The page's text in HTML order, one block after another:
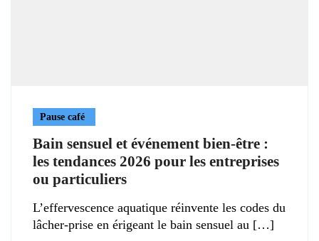
Pause café
Bain sensuel et événement bien-être :
les tendances 2026 pour les entreprises
ou particuliers
L’effervescence aquatique réinvente les codes du
lâcher-prise en érigeant le bain sensuel au